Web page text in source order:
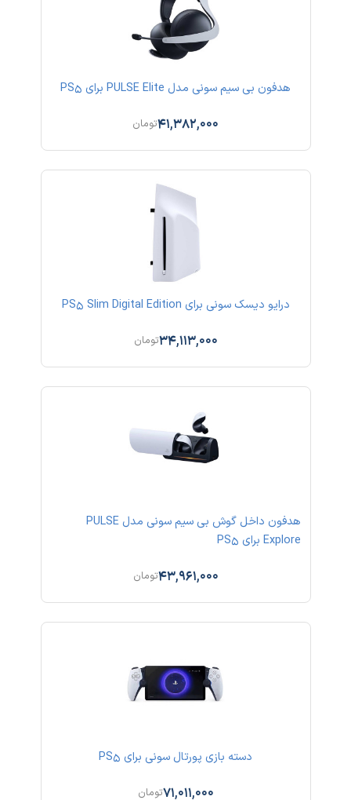
هدفون بی سیم سونی مدل PULSE Elite برای PS5
41,382,000تومان
درایو دیسک سونی برای PS5 Slim Digital Edition
34,113,000تومان
هدفون داخل گوش بی سیم سونی مدل PULSE
Explore برای PS5
43,961,000تومان
دسته بازی پورتال سونی برای PS5
71,011,000تومان